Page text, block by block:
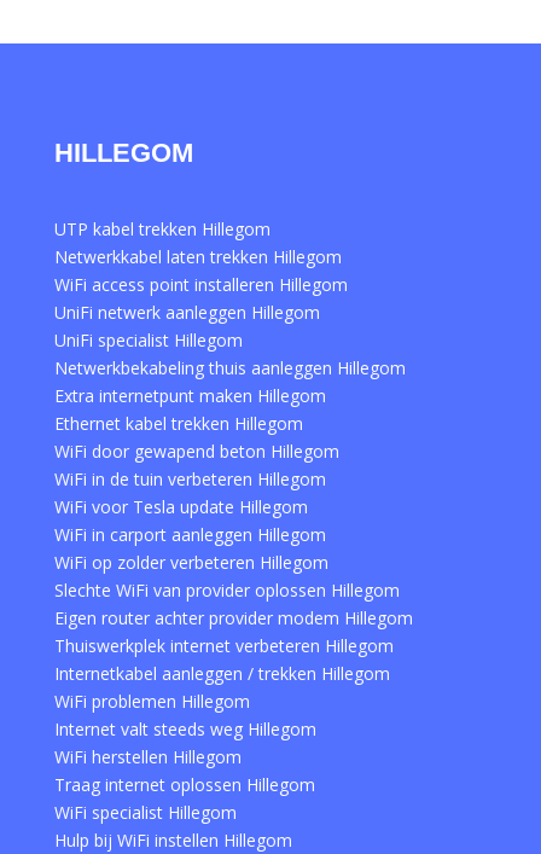
HILLEGOM
UTP kabel trekken Hillegom
Netwerkkabel laten trekken Hillegom
WiFi access point installeren Hillegom
UniFi netwerk aanleggen Hillegom
UniFi specialist Hillegom
Netwerkbekabeling thuis aanleggen Hillegom
Extra internetpunt maken Hillegom
Ethernet kabel trekken Hillegom
WiFi door gewapend beton Hillegom
WiFi in de tuin verbeteren Hillegom
WiFi voor Tesla update Hillegom
WiFi in carport aanleggen Hillegom
WiFi op zolder verbeteren Hillegom
Slechte WiFi van provider oplossen Hillegom
Eigen router achter provider modem Hillegom
Thuiswerkplek internet verbeteren Hillegom
Internetkabel aanleggen / trekken Hillegom
WiFi problemen Hillegom
Internet valt steeds weg Hillegom
WiFi herstellen Hillegom
Traag internet oplossen Hillegom
WiFi specialist Hillegom
Hulp bij WiFi instellen Hillegom